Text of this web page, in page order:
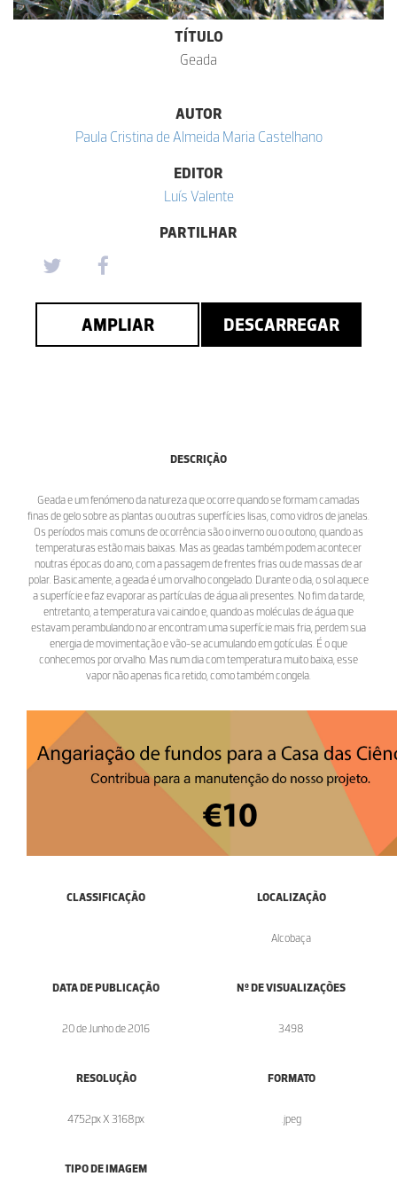
TÍTULO
Geada
AUTOR
Paula Cristina de Almeida Maria Castelhano
EDITOR
Luís Valente
PARTILHAR
AMPLIAR DESCARREGAR
DESCRIÇÃO
Geada e um fenómeno da natureza que ocorre quando se formam camadas
finas de gelo sobre as plantas ou outras superfícies lisas, como vidros de janelas.
Os períodos mais comuns de ocorrência são o inverno ou o outono, quando as
temperaturas estão mais baixas. Mas as geadas também podem acontecer
noutras épocas do ano, com a passagem de frentes frias ou de massas de ar
polar. Basicamente, a geada é um orvalho congelado. Durante o dia, o sol aquece
a superfície e faz evaporar as partículas de água ali presentes. No fim da tarde,
entretanto, a temperatura vai caindo e, quando as moléculas de água que
estavam perambulando no ar encontram uma superfície mais fria, perdem sua
energia de movimentação e vão-se acumulando em gotículas. É o que
conhecemos por orvalho. Mas num dia com temperatura muito baixa, esse
vapor não apenas fica retido, como também congela.
CLASSIFICAÇÃO LOCALIZAÇÃO
Alcobaça
DATA DE PUBLICAÇÃO
20 de Junho de 2016
Nº DE VISUALIZAÇÕES
3498
RESOLUÇÃO
4752px X 3168px
FORMATO
.jpeg
TIPO DE IMAGEM